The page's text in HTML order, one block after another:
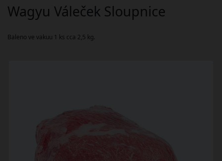
Baleno ve vakuu 1 ks cca 2,5 kg.
Wagyu Váleček Sloupnice